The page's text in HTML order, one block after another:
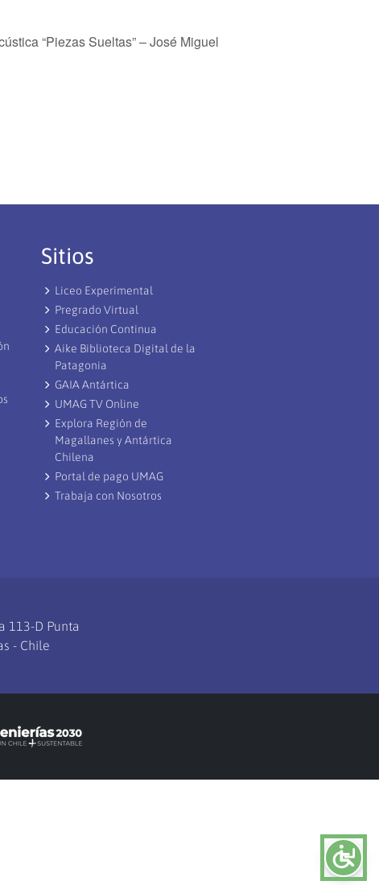
“Piezas Sueltas” – José Miguel
Sitios
Liceo Experimental
Pregrado Virtual
Educación Continua
Aike Biblioteca Digital de la
Patagonia
GAIA Antártica
UMAG TV Online
Explora Región de
Magallanes y Antártica
Chilena
Portal de pago UMAG
Trabaja con Nosotros
113-D Punta
- Chile